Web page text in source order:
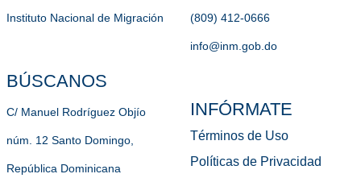
Instituto Nacional de Migración
BÚSCANOS
C/ Manuel Rodríguez Objío
núm. 12 Santo Domingo,
República Dominicana
(809) 412-0666
info@inm.gob.do
INFÓRMATE
Términos de Uso
Políticas de Privacidad